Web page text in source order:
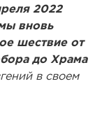
2022
вновь
шествие от
до Храма
в своем